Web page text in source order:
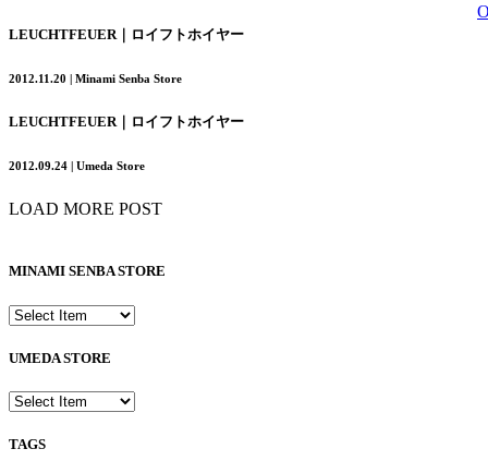
LEUCHTFEUER｜ロイフトホイヤー
2012.11.20 | Minami Senba Store
LEUCHTFEUER｜ロイフトホイヤー
2012.09.24 | Umeda Store
LOAD MORE POST
MINAMI SENBA STORE
UMEDA STORE
TAGS